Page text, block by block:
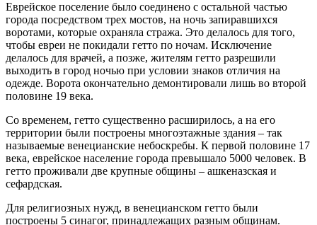
Еврейское поселение было соединено с остальной частью
города посредством трех мостов, на ночь запиравшихся
воротами, которые охраняла стража. Это делалось для того,
чтобы евреи не покидали гетто по ночам. Исключение
делалось для врачей, а позже, жителям гетто разрешили
выходить в город ночью при условии знаков отличия на
одежде. Ворота окончательно демонтировали лишь во второй
половине 19 века.
Со временем, гетто существенно расширилось, а на его
территории были построены многоэтажные здания – так
называемые венецианские небоскребы. К первой половине 17
века, еврейское население города превышало 5000 человек. В
гетто проживали две крупные общины – ашкеназская и
сефардская.
Для религиозных нужд, в венецианском гетто были
построены 5 синагог, принадлежащих разным общинам.